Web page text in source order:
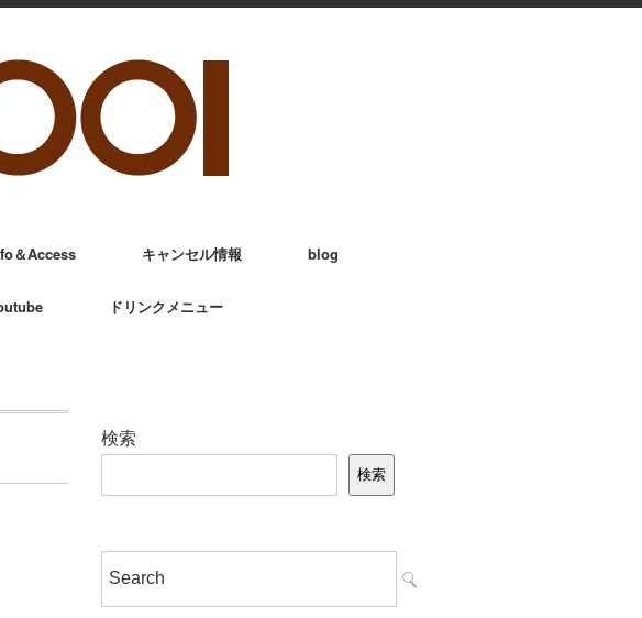
＆Access キャンセル情報 blog
ドリンクメニュー
検索
検索